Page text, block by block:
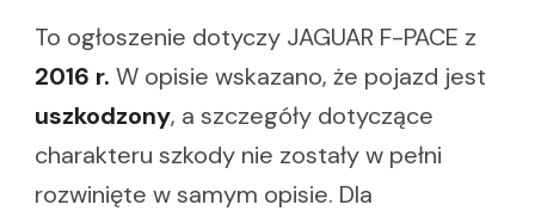
To ogłoszenie dotyczy JAGUAR F-PACE z
2016 r. W opisie wskazano, że pojazd jest
uszkodzony, a szczegóły dotyczące
charakteru szkody nie zostały w pełni
rozwinięte w samym opisie. Dla